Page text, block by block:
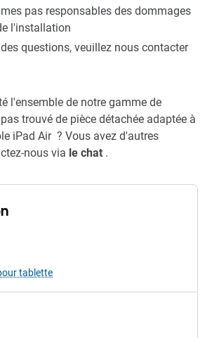
pas responsables des dommages
l'installation
questions, veuillez nous contacter
l'ensemble de notre gamme de
trouvé de pièce détachée adaptée à
iPad Air ? Vous avez d'autres
nous via le chat .
tablette